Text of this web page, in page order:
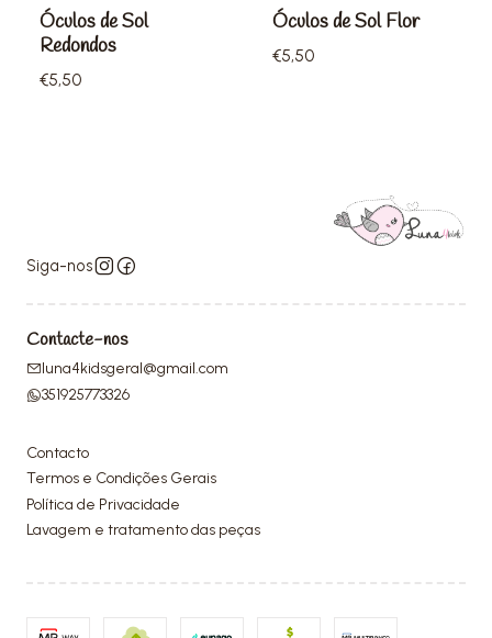
Óculos de Sol
Redondos
€5,50
Óculos de Sol Flor
€5,50
Siga-nos
Contacte-nos
luna4kidsgeral@gmail.com
351925773326
Contacto
Termos e Condições Gerais
Política de Privacidade
Lavagem e tratamento das peças